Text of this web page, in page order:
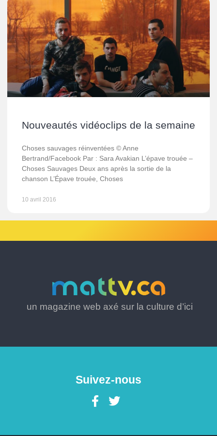
Nouveautés vidéoclips de la semaine
Choses sauvages réinventées © Anne
Bertrand/Facebook Par : Sara Avakian L’épave trouée –
Choses Sauvages Deux ans après la sortie de la
chanson L’Épave trouée, Choses
10 avril 2016
un magazine web axé sur la culture d’ici
Suivez-nous